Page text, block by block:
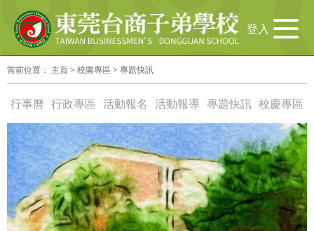
导
航
切
登入
當前位置： 主頁> 校園專區 > 專題快訊
行事曆 行政專區 活動報名 活動報導 專題快訊 校慶專區